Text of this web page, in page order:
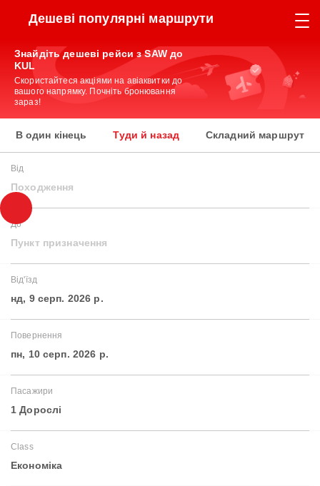
Дешеві популярні маршрути
Знайдіть дешеві рейси з SAW до
KUL
Скористайтеся акціями на авіаквитки до
вашого напрямку. Почніть бронювання
зараз!
В один кінець Туди й назад Складний маршрут
Від
Походження
До
Пункт призначення
Від'їзд
нд, 9 серп. 2026 р.
Повернення
пн, 10 серп. 2026 р.
Пасажири
1 Дорослі
Class
Економіка